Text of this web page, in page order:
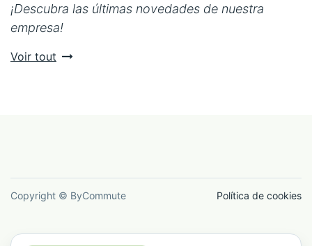
¡Descubra las últimas novedades de nuestra
empresa!
Voir tout
Copyright © ByCommute Política de cookies